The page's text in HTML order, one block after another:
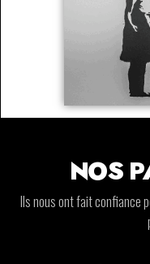
NOS
Ils nous ont fait confiance